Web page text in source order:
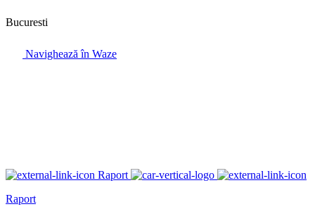
Bucuresti
Navighează în Waze
Raport
Raport